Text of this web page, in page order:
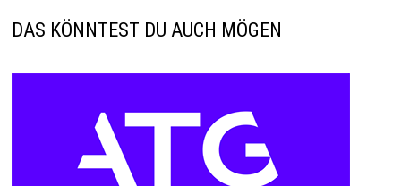
DAS KÖNNTEST DU AUCH MÖGEN